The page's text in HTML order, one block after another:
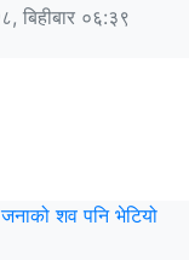
बिहीबार ०६:३९